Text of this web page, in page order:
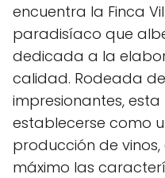
encuentra la Finca
paradisíaco que
dedicada a la
calidad. Rodeada
impresionantes,
establecerse como
producción de
máximo las